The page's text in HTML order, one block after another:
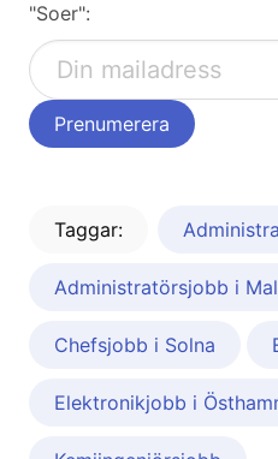
"Soer":
Taggar:
Administratörsjobb i
Chefsjobb i Solna
Elektronikjobb i